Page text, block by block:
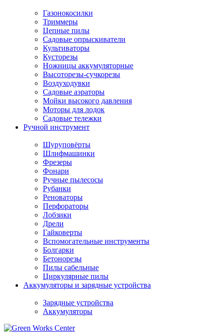
Газонокосилки
Триммеры
Цепные пилы
Садовые опрыскиватели
Культиваторы
Кусторезы
Ножницы аккумуляторные
Высоторезы-сучкорезы
Воздуходувки
Садовые аэраторы
Мойки высокого давления
Моторы для лодок
Садовые тележки
Ручной инструмент
Шуруповёрты
Шлифмашинки
Фрезеры
Фонари
Ручные пылесосы
Рубанки
Реноваторы
Перфораторы
Лобзики
Дрели
Гайковерты
Вспомогательные инструменты
Болгарки
Бетонорезы
Пилы сабельные
Циркулярные пилы
Аккумуляторы и зарядные устройства
Зарядные устройства
Аккумуляторы